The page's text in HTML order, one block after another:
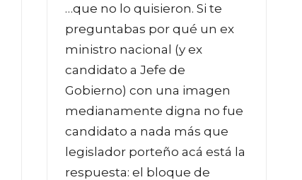
…que no lo quisieron. Si te
preguntabas por qué un ex
ministro nacional (y ex
candidato a Jefe de
Gobierno) con una imagen
medianamente digna no fue
candidato a nada más que
legislador porteño acá está la
respuesta: el bloque de